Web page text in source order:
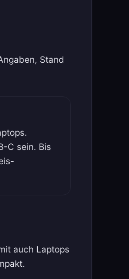
Stand
C sein. Bis
auch Laptops